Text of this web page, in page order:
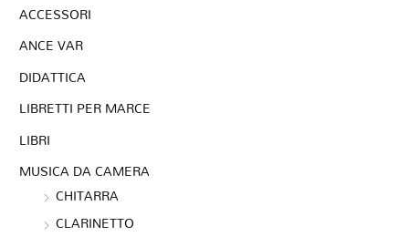
ACCESSORI
ANCE VAR
DIDATTICA
LIBRETTI PER MARCE
LIBRI
MUSICA DA CAMERA
CHITARRA
CLARINETTO